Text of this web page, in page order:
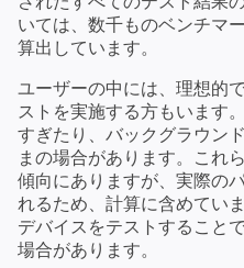
いては、数千ものベンチマ
算出しています。
ユーザーの中には、理想的
ストを実施する方もいます
すぎたり、バックグラウン
まの場合があります。これ
傾向にありますが、実際の
れるため、計算に含めてい
デバイスをテストすること
場合があります。